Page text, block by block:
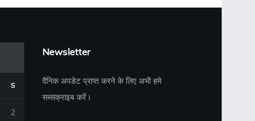
S
2
Newsletter
दैनिक अपडेट प्राप्त करने के लिए अभी हमे
सब्सक्राइब करें।